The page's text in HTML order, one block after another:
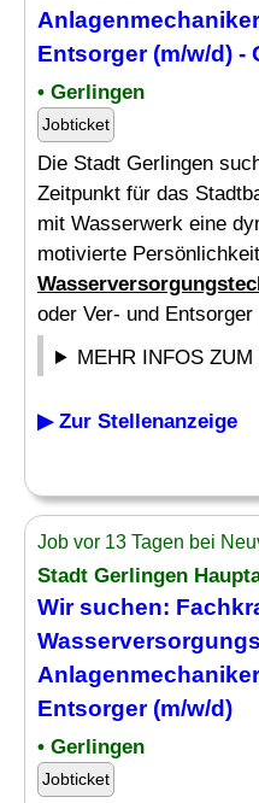
Entsorger (m/w/d) -
• Gerlingen
Jobticket
Die Stadt Gerlingen
Zeitpunkt für das
mit Wasserwerk eine
motivierte
oder Ver- und Entsorger
MEHR INFOS
▶ Zur Stellenanzeige
Job vor 13 Tagen bei
Stadt Gerlingen
Wir suchen:
Entsorger (m/w/d)
• Gerlingen
Jobticket